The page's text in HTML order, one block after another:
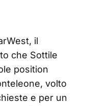
il
che Sottile
position
volto
e per un